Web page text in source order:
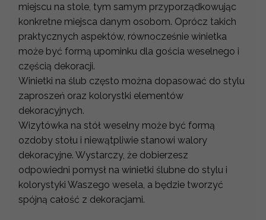
miejscu na stole, tym samym przyporządkowując
konkretne miejsca danym osobom. Oprócz takich
praktycznych aspektów, równocześnie winietka
może być formą upominku dla gościa weselnego i
częścią dekoracji.
Winietki na ślub często można dopasować do stylu
zaproszeń oraz kolorystki elementów
dekoracyjnych.
Wizytówka na stół weselny może być formą
ozdoby stołu i niewątpliwie stanowi walory
dekoracyjne. Wystarczy, że dobierzesz
odpowiedni pomysł na winietki ślubne do stylu i
kolorystyki Waszego wesela, a będzie tworzyć
spójną całość z dekoracjami.